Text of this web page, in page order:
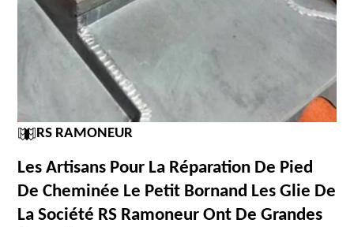
RS RAMONEUR
Les Artisans Pour La Réparation De Pied
De Cheminée Le Petit Bornand Les Glie De
La Société RS Ramoneur Ont De Grandes